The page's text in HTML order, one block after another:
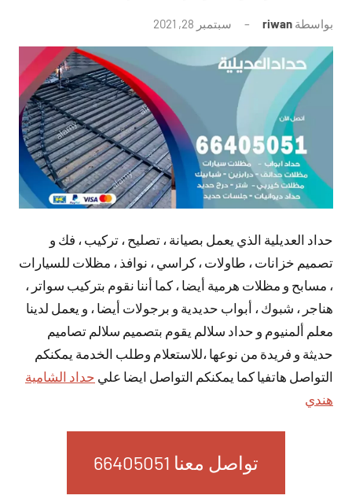
بواسطة riwan سبتمبر 28, 2021
توجد
تعليقات
حداد العديلية الذي يعمل بصيانة ، تصليح ، تركيب ، فك و
تصميم خزانات ، طاولات ، كراسي ، نوافذ ، مظلات للسيارات
، مسابح و مظلات هرمية أيضا ، كما أننا نقوم بتركيب سواتر ،
هناجر ، شبوك ، أبواب حديدية و برجولات أيضا ، و يعمل لدينا
معلم ألمنيوم و حداد سلالم يقوم بتصميم سلالم تصاميم
حديثة و فريدة من نوعها ،للاستعلام وطلب الخدمة يمكنكم
التواصل هاتفيا كما يمكنكم التواصل ايضا علي حداد الشامية
هندي
تواصل معنا 66405051